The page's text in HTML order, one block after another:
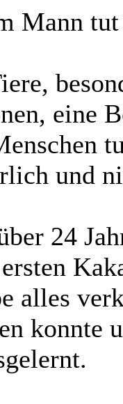
Mann
eine
und
24
alles
konnte